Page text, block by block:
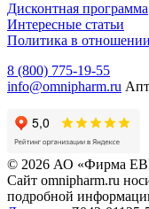
Дисконтная программа
Интересные статьи
Политика в
8 (800) 775-19-55
info@omnipharm.ru
© 2026 АО «Фирма
Сайт omnipharm.ru
подробной